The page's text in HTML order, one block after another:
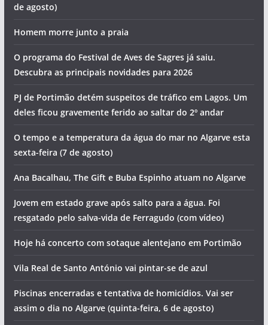
de agosto)
Homem morre junto a praia
O programa do Festival de Aves de Sagres já saiu.
Descubra as principais novidades para 2026
PJ de Portimão detém suspeitos de tráfico em Lagos. Um
deles ficou gravemente ferido ao saltar do 2º andar
O tempo e a temperatura da água do mar no Algarve esta
sexta-feira (7 de agosto)
Ana Bacalhau, The Gift e Buba Espinho atuam no Algarve
Jovem em estado grave após salto para a água. Foi
resgatado pelo salva-vida de Ferragudo (com vídeo)
Hoje há concerto com sotaque alentejano em Portimão
Vila Real de Santo António vai pintar-se de azul
Piscinas encerradas e tentativa de homicídios. Vai ser
assim o dia no Algarve (quinta-feira, 6 de agosto)